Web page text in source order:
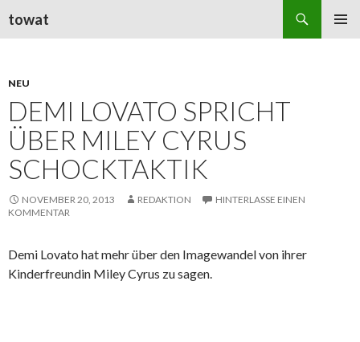
towat
NEU
DEMI LOVATO SPRICHT
ÜBER MILEY CYRUS
SCHOCKTAKTIK
NOVEMBER 20, 2013 REDAKTION
HINTERLASSE EINEN
KOMMENTAR
Demi Lovato hat mehr über den Imagewandel von ihrer
Kinderfreundin Miley Cyrus zu sagen.